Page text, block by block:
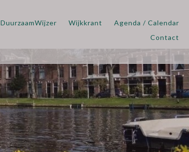
DuurzaamWijzer Wijkkrant
Agenda / Calendar
Contact